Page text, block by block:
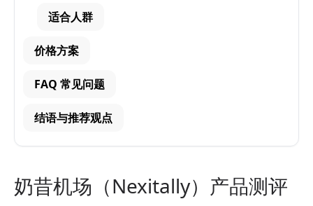
适合人群
价格方案
FAQ 常见问题
结语与推荐观点
奶昔机场（Nexitally）产品测评